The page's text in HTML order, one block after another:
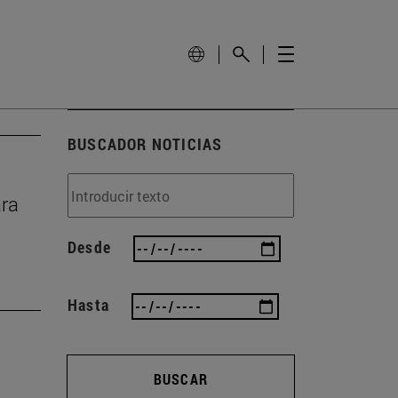
BUSCADOR NOTICIAS
Desde
Hasta
BUSCAR